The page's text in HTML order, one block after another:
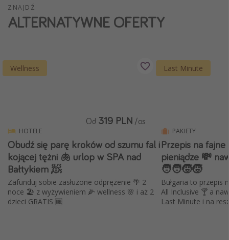
ZNAJDŹ
ALTERNATYWNE OFERTY
Wellness
HOTELE
Obudź się parę kroków od szumu fal i
kojącej tężni 🫁 urlop w SPA nad
Bałtykiem 🧖
Zafunduj sobie zasłużone odprężenie 🌴 2
noce 🏖️ z wyżywieniem 🌽 wellness 🌸 i aż 2
dzieci GRATIS 🆓
Od 319 PLN /os
Last Minute
PAKIETY
Przepis na
pieniądze 💸
🧑‍🧑‍🧒‍🧒
Bułgaria to przepis
All Inclusive 🍸 a
Last Minute i na